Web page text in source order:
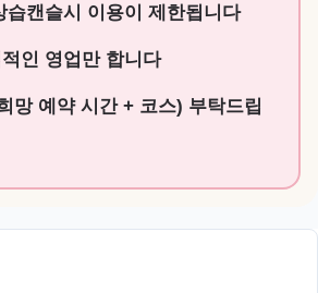
습캔슬시 이용이 제한됩니다
인 영업만 합니다
망 예약 시간 + 코스) 부탁드립